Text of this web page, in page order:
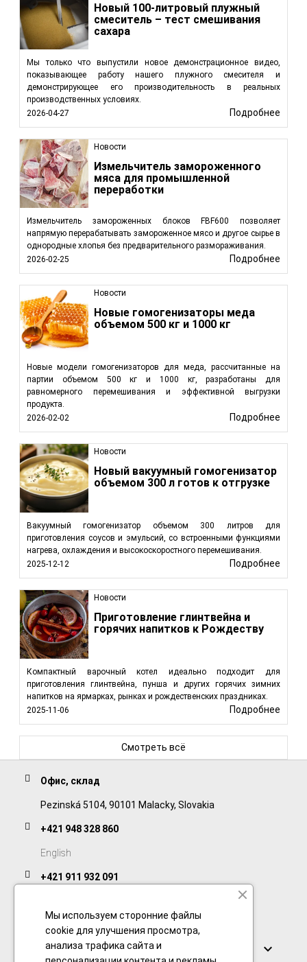
Новый 100-литровый плужный
смеситель – тест смешивания
сахара
Мы только что выпустили новое демонстрационное видео,
показывающее работу нашего плужного смесителя и
демонстрирующее его производительность в реальных
производственных условиях.
2026-04-27
Подробнее
Новости
Измельчитель замороженного
мяса для промышленной
переработки
Измельчитель замороженных блоков FBF600 позволяет
напрямую перерабатывать замороженное мясо и другое сырье в
однородные хлопья без предварительного размораживания.
2026-02-25
Подробнее
Новости
Новые гомогенизаторы меда
объемом 500 кг и 1000 кг
Новые модели гомогенизаторов для меда, рассчитанные на
партии объемом 500 кг и 1000 кг, разработаны для
равномерного перемешивания и эффективной выгрузки
продукта.
2026-02-02
Подробнее
Новости
Новый вакуумный гомогенизатор
объемом 300 л готов к отгрузке
Вакуумный гомогенизатор объемом 300 литров для
приготовления соусов и эмульсий, со встроенными функциями
нагрева, охлаждения и высокоскоростного перемешивания.
2025-12-12
Подробнее
Новости
Приготовление глинтвейна и
горячих напитков к Рождеству
Компактный варочный котел идеально подходит для
приготовления глинтвейна, пунша и других горячих зимних
напитков на ярмарках, рынках и рождественских праздниках.
2025-11-06
Подробнее
Смотреть всё
Офис, склад
Pezinská 5104, 90101 Malacky, Slovakia
+421 948 328 860
English
+421 911 932 091
Ссылки 
Мы используем сторонние файлы
cookie для улучшения просмотра,
анализа трафика сайта и